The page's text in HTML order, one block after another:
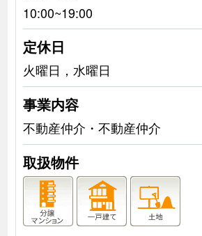
10:00~19:00
定休日
火曜日，水曜日
事業内容
不動産仲介・不動産仲介
取扱物件